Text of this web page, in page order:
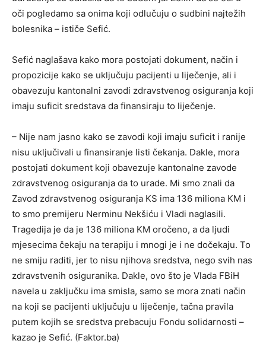
oči pogledamo sa onima koji odlučuju o sudbini najtežih
bolesnika – ističe Sefić.
Sefić naglašava kako mora postojati dokument, način i
propozicije kako se uključuju pacijenti u liječenje, ali i
obavezuju kantonalni zavodi zdravstvenog osiguranja koji
imaju suficit sredstava da finansiraju to liječenje.
– Nije nam jasno kako se zavodi koji imaju suficit i ranije
nisu uključivali u finansiranje listi čekanja. Dakle, mora
postojati dokument koji obavezuje kantonalne zavode
zdravstvenog osiguranja da to urade. Mi smo znali da
Zavod zdravstvenog osiguranja KS ima 136 miliona KM i
to smo premijeru Nerminu Nekšiću i Vladi naglasili.
Tragedija je da je 136 miliona KM oročeno, a da ljudi
mjesecima čekaju na terapiju i mnogi je i ne dočekaju. To
ne smiju raditi, jer to nisu njihova sredstva, nego svih nas
zdravstvenih osiguranika. Dakle, ovo što je Vlada FBiH
navela u zaključku ima smisla, samo se mora znati način
na koji se pacijenti uključuju u liječenje, tačna pravila
putem kojih se sredstva prebacuju Fondu solidarnosti –
kazao je Sefić. (Faktor.ba)